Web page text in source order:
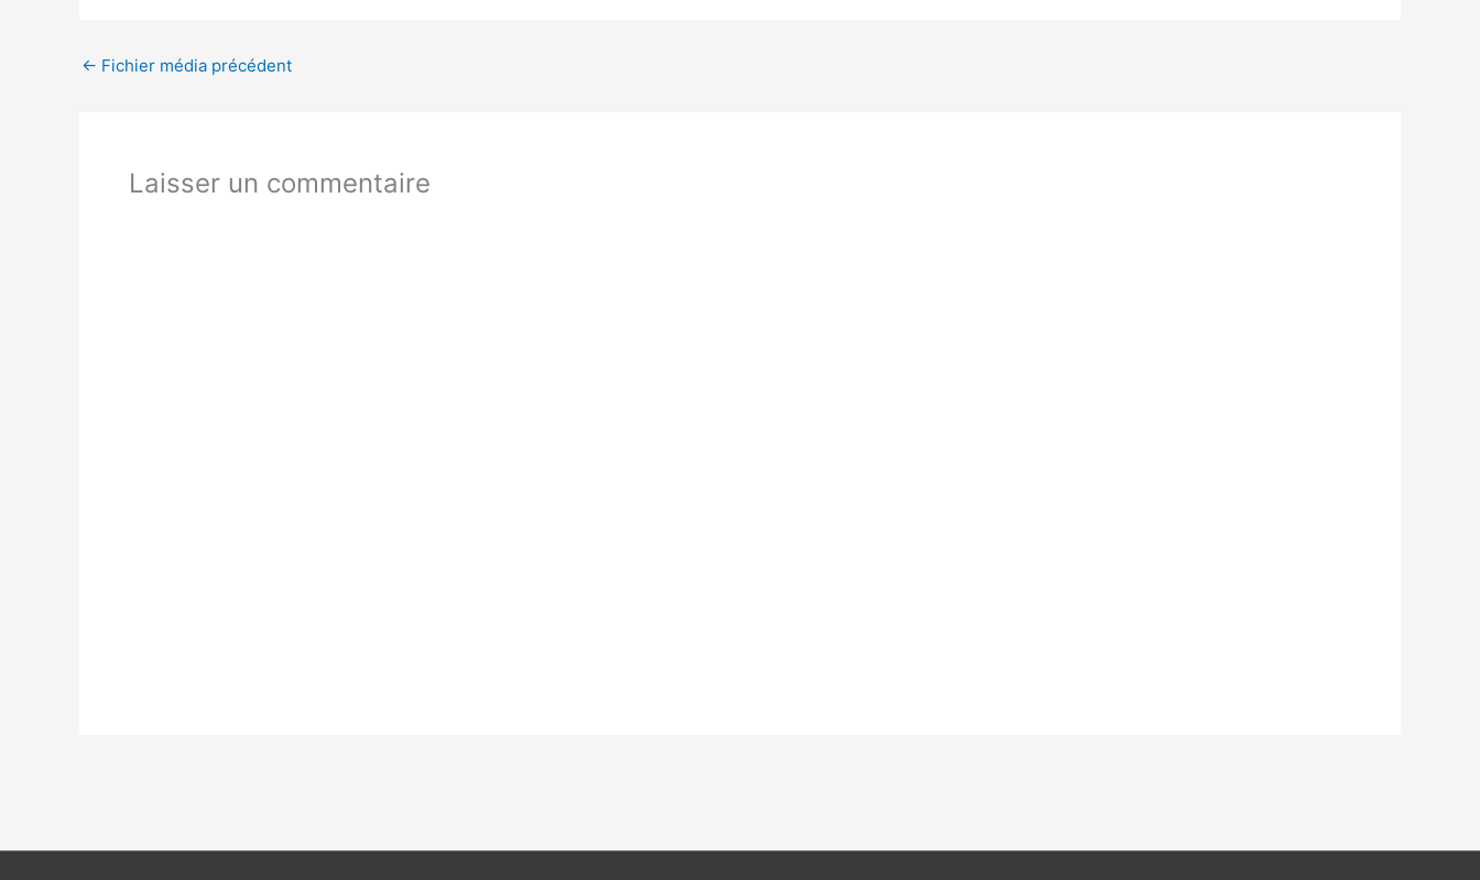
← Fichier média précédent
Laisser un commentaire